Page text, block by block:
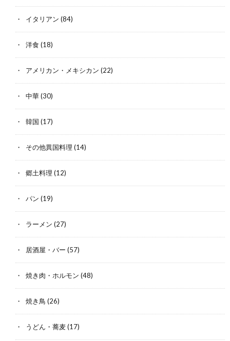
イタリアン (84)
洋食 (18)
アメリカン・メキシカン (22)
中華(30)
韓国 (17)
その他異国料理 (14)
郷土料理 (12)
パン (19)
ラーメン (27)
居酒屋・バー (57)
焼き肉・ホルモン (48)
焼き鳥 (26)
うどん・蕎麦(17)